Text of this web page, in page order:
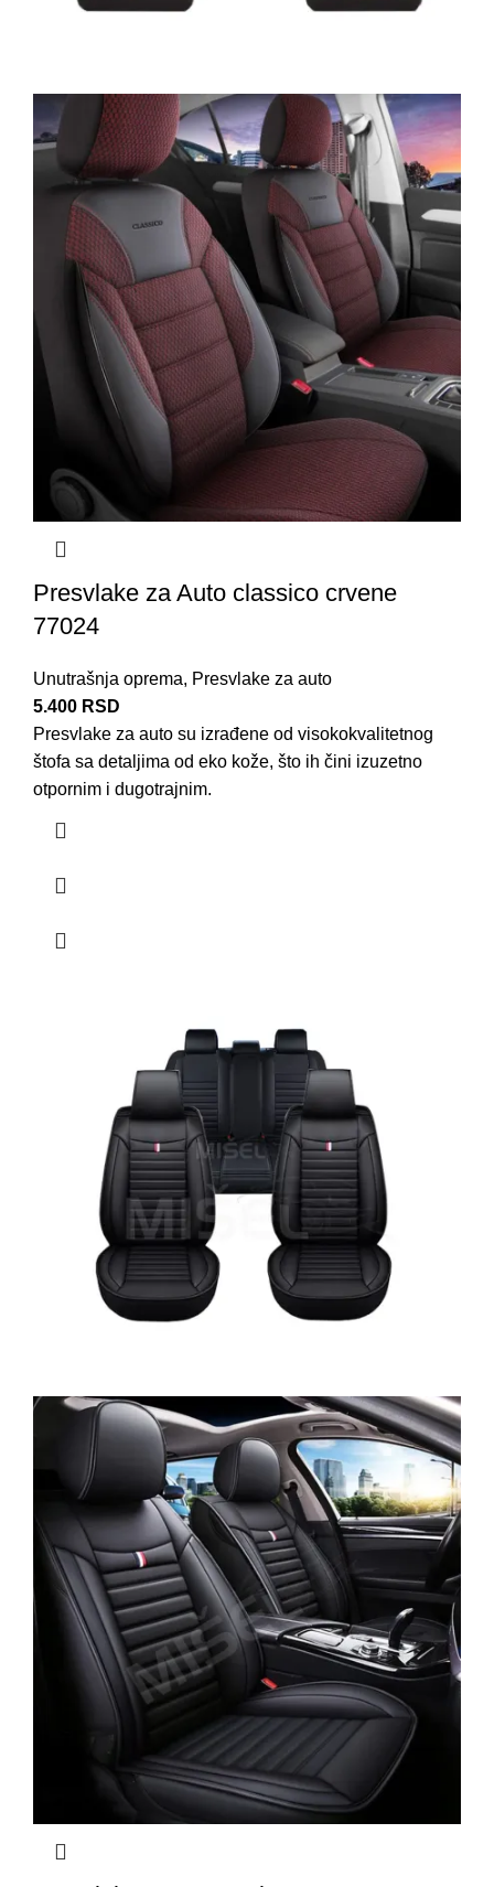
Presvlake za Auto classico crvene
77024
Unutrašnja oprema, Presvlake za auto
5.400 RSD
Presvlake za auto su izrađene od visokokvalitetnog
štofa sa detaljima od eko kože, što ih čini izuzetno
otpornim i dugotrajnim.